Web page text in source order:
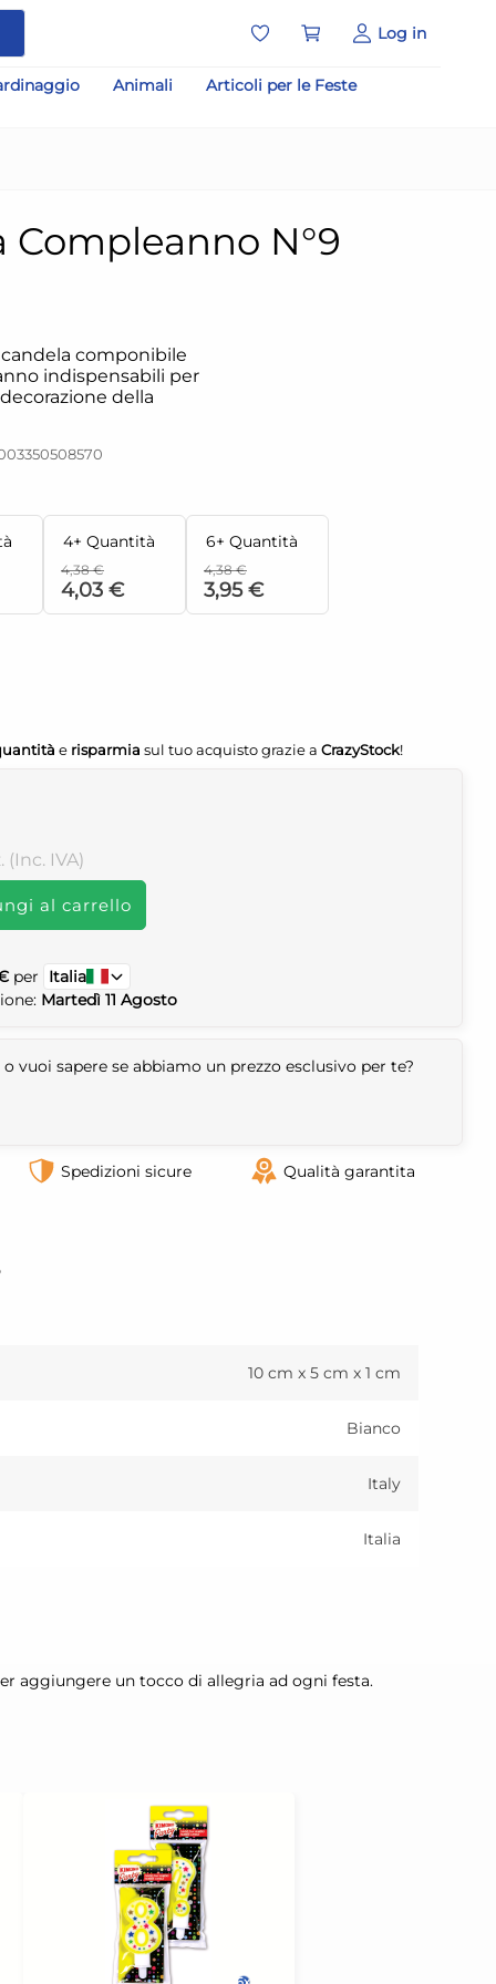
Log in
Animali Articoli per le Feste
Compleanno N°9
componibile
indispensabili per
della
4+ Quantità
4,38 €
4,03 €
6+ Quantità
4,38 €
3,95 €
e risparmia sul tuo acquisto grazie a CrazyStock!
(Inc. IVA)
al carrello
per
Italia
Martedì 11 Agosto
vuoi sapere se abbiamo un prezzo esclusivo per te?
Spedizioni sicure Qualità garantita
10 cm x 5 cm x 1 cm
Bianco
Italy
Italia
aggiungere un tocco di allegria ad ogni festa.